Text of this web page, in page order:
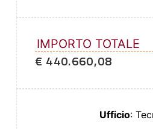
IMPORTO TOTALE
€ 440.660,08
Ufficio: